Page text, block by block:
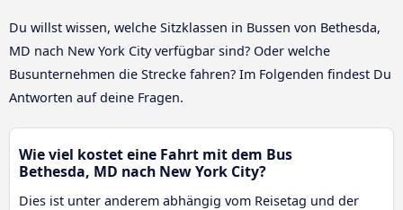
Du willst wissen, welche Sitzklassen in Bussen von Bethesda,
MD nach New York City verfügbar sind? Oder welche
Busunternehmen die Strecke fahren? Im Folgenden findest Du
Antworten auf deine Fragen.
Wie viel kostet eine Fahrt mit dem Bus
Bethesda, MD nach New York City?
Dies ist unter anderem abhängig vom Reisetag und der